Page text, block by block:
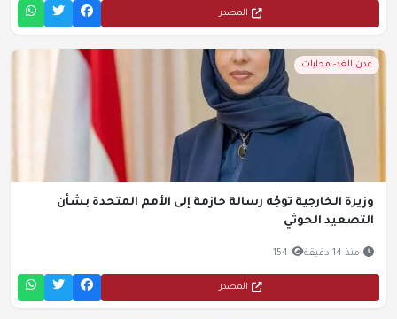
المصدر
عدن الغد- محليات
وزيرة الخارجية توجّه رسالة حازمة إلى الأمم المتحدة بشأن
التصعيد الحوثي
منذ 14 دقيقة 154
المصدر